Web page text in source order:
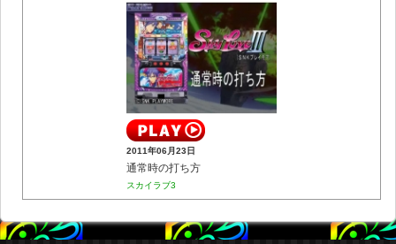
2011年06月23日
通常時の打ち方
スカイラブ3